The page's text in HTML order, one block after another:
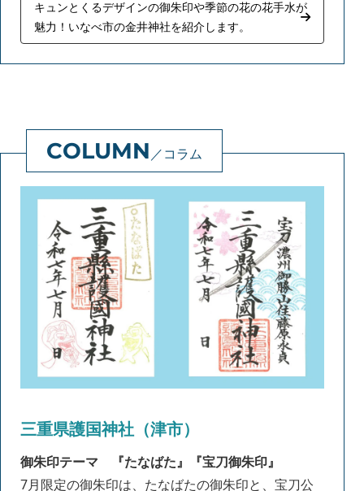
キュンとくるデザインの御朱印や季節の花の花手水が
魅力！いなべ市の金井神社を紹介します。
コラム
三重県護国神社（津市）
御朱印テーマ 『たなばた』
『宝刀御朱印』
7月限定の御朱印は、たなばたの御朱印と、宝刀公